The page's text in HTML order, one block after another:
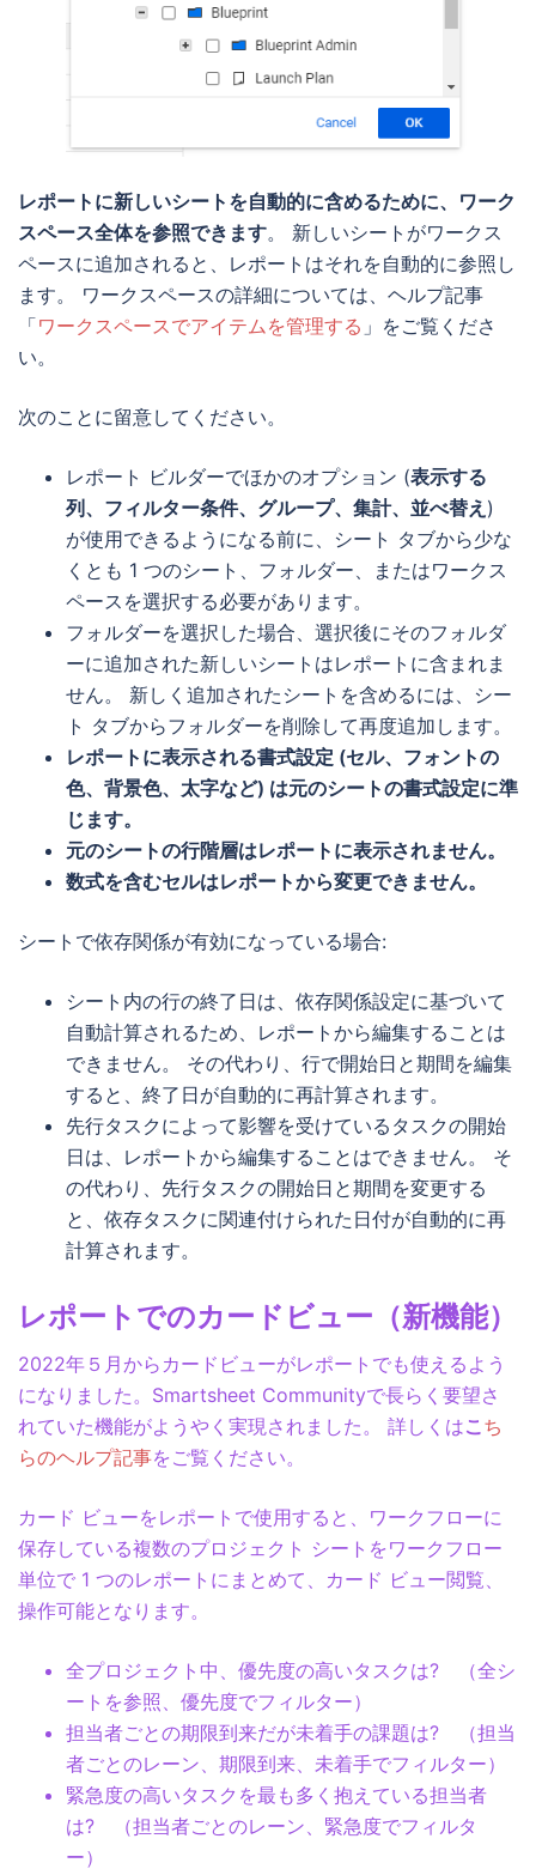
レポートに新しいシートを自動的に含めるために、ワーク
スペース全体を参照できます。 新しいシートがワークス
ペースに追加されると、レポートはそれを自動的に参照し
ます。 ワークスペースの詳細については、ヘルプ記事
「ワークスペースでアイテムを管理する 」をご覧くださ
い。
次のことに留意してください。
レポート ビルダーでほかのオプション (表示する
列、フィルター条件、グループ、集計、並べ替え )
が使用できるようになる前に、シート タブから少な
くとも 1 つのシート、フォルダー、またはワークス
ペースを選択する必要があります。
フォルダーを選択した場合、選択後にそのフォルダ
ーに追加された新しいシートはレポートに含まれま
せん。 新しく追加されたシートを含めるには、シー
ト タブからフォルダーを削除して再度追加します。
レポートに表示される書式設定 (セル、フォントの
色、背景色、太字など) は元のシートの書式設定に準
じます。
元のシートの行階層はレポートに表示されません。
数式を含むセルはレポートから変更できません。
シートで依存関係が有効になっている場合:
シート内の行の終了日は、依存関係設定に基づいて
自動計算されるため、レポートから編集することは
できません。 その代わり、行で開始日と期間を編集
すると、終了日が自動的に再計算されます。
先行タスクによって影響を受けているタスクの開始
日は、レポートから編集することはできません。 そ
の代わり、先行タスクの開始日と期間を変更する
と、依存タスクに関連付けられた日付が自動的に再
計算されます。
レポートでのカードビュー（新機能）
2022年５月からカードビューがレポートでも使えるよう
になりました。Smartsheet Communityで長らく要望さ
れていた機能がようやく実現されました。 詳しくはこ ち
らのヘルプ記事をご覧ください。
カード ビューをレポートで使用すると、ワークフローに
保存している複数のプロジェクト シートをワークフロー
単位で 1 つのレポートにまとめて、カード ビュー閲覧、
操作可能となります。
全プロジェクト中、優先度の高いタスクは? （全シ
ートを参照、優先度でフィルター）
担当者ごとの期限到来だが未着手の課題は? （担当
者ごとのレーン、期限到来、未着手でフィルター）
緊急度の高いタスクを最も多く抱えている担当者
は? （担当者ごとのレーン、緊急度でフィルタ
ー）